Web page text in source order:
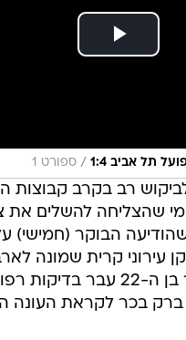
תל אביב 1:4 / ספורט 1
רב בקרב קבוצות
שהצליחה להשלים את
הבוקר (חמישי)
עירוני קרית שמונה
עד 2030. הקשר בן ה-22 עבר
ברק בכר לקראת העונה